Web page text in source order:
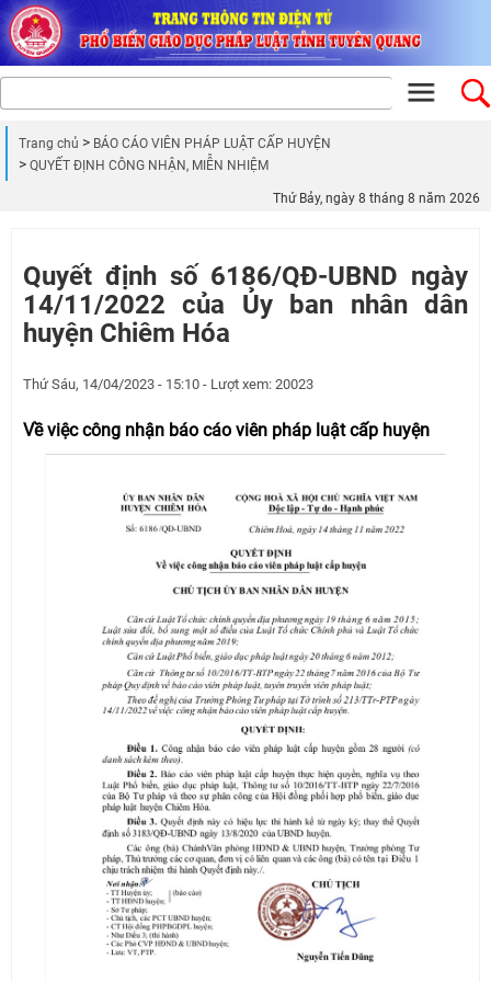
Trang chủ
BÁO CÁO VIÊN PHÁP LUẬT CẤP HUYỆN
QUYẾT ĐỊNH CÔNG NHẬN, MIỄN NHIỆM
Thứ Bảy, ngày 8 tháng 8 năm 2026
Quyết định số 6186/QĐ-UBND ngày
14/11/2022 của Ủy ban nhân dân
huyện Chiêm Hóa
Thứ Sáu, 14/04/2023 - 15:10 - Lượt xem: 20023
Về việc công nhận báo cáo viên pháp luật cấp huyện